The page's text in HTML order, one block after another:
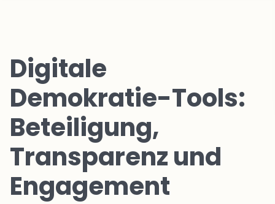
Digitale
Demokratie-Tools:
Beteiligung,
Transparenz und
Engagement